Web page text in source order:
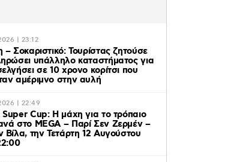
| 23:12
– Σοκαριστικό: Τουρίστας ζητούσε
υπάλληλο καταστήματος για
σε 10 χρονο κορίτσι που
αμέριμνο στην αυλή
| 22:49
Super Cup: Η μάχη για το τρόπαιο
στο MEGA – Παρί Σεν Ζερμέν –
Βίλα, την Τετάρτη 12 Αυγούστου